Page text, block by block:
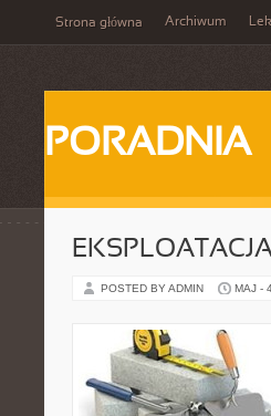
Strona główna Archiwum
PORADNIA
POSTED BY ADMIN MAJ -